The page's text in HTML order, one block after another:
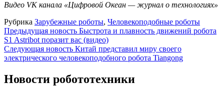
Видео VK канала «Цифровой Океан — журнал о технологиях»
Рубрика Зарубежные роботы, Человекоподобные роботы
Навигация
по
записям
Предыдущая новость Быстрота и плавность движений робота
S1 Astribot поразит вас (видео)
Следующая новость Китай представил миру своего
электрического человекоподобного робота Tiangong
Новости робототехники